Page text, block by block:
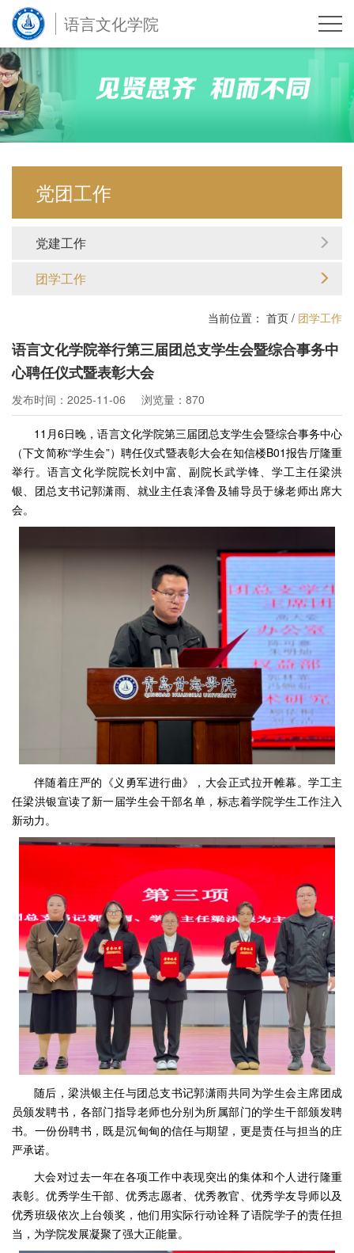
语言文化学院
党团工作
党建工作
团学工作
当前位置： 首页 / 团学工作
语言文化学院举行第三届团总支学生会暨综合事务中
心聘任仪式暨表彰大会
发布时间：2025-11-06 浏览量：870
11月6日晚，语言文化学院第三届团总支学生会暨综合事务中心
（下文简称“学生会”）聘任仪式暨表彰大会在知信楼B01报告厅隆重
举行。语言文化学院院长刘中富、副院长武学锋、学工主任梁洪
银、团总支书记郭潇雨、就业主任袁泽鲁及辅导员于缘老师出席大
会。
伴随着庄严的《义勇军进行曲》，大会正式拉开帷幕。学工主
任梁洪银宣读了新一届学生会干部名单，标志着学院学生工作注入
新动力。
随后，梁洪银主任与团总支书记郭潇雨共同为学生会主席团成
员颁发聘书，各部门指导老师也分别为所属部门的学生干部颁发聘
书。一份份聘书，既是沉甸甸的信任与期望，更是责任与担当的庄
严承诺。
大会对过去一年在各项工作中表现突出的集体和个人进行隆重
表彰。优秀学生干部、优秀志愿者、优秀教官、优秀学友导师以及
优秀班级依次上台领奖，他们用实际行动诠释了语院学子的责任担
当，为学院发展凝聚了强大正能量。